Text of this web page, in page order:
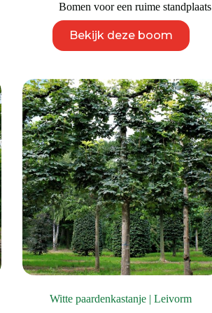
Bomen voor een ruime standplaats
Bekijk deze boom
product
heeft
Deze
optie
kan
gekozen
worden
op
de
productpagina
Witte paardenkastanje | Leivorm